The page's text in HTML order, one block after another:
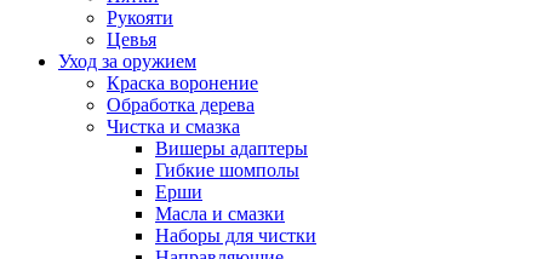
Рукояти
Цевья
Уход за оружием
Краска воронение
Обработка дерева
Чистка и смазка
Вишеры адаптеры
Гибкие шомполы
Ерши
Масла и смазки
Наборы для чистки